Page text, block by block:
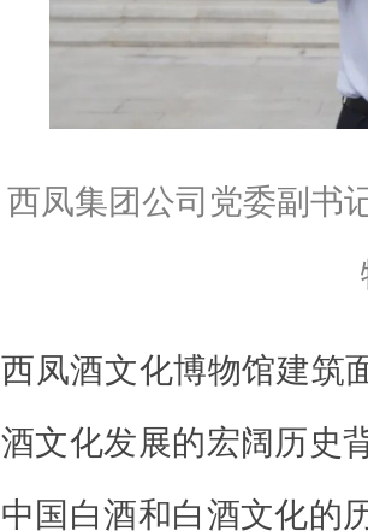
西凤集团公司党委副书
西凤酒文化博物馆建筑
酒文化发展的宏阔历史
中国白酒和白酒文化的